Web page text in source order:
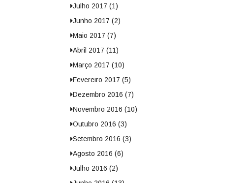
Julho 2017 (1)
Junho 2017 (2)
Maio 2017 (7)
Abril 2017 (11)
Março 2017 (10)
Fevereiro 2017 (5)
Dezembro 2016 (7)
Novembro 2016 (10)
Outubro 2016 (3)
Setembro 2016 (3)
Agosto 2016 (6)
Julho 2016 (2)